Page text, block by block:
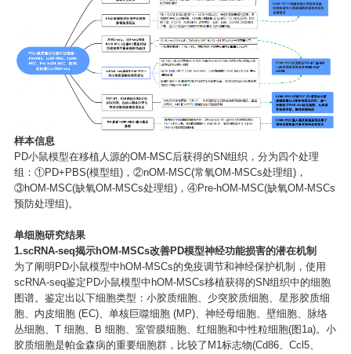
样本信息
PD小鼠模型在移植人源的OM-MSC后获得的SN组织，分为四个处理
组：①PD+PBS(模型组)，②nOM-MSC(常氧OM-MSCs处理组)，
③hOM-MSC(缺氧OM-MSCs处理组)，④Pre-hOM-MSC(缺氧OM-MSCs
预防处理组)。
单细胞研究结果
1.scRNA-seq揭示hOM-MSCs改善PD模型神经功能损害的潜在机制
为了阐明PD小鼠模型中hOM-MSCs的免疫调节和神经保护机制，使用
scRNA-seq鉴定PD小鼠模型中hOM-MSCs移植获得的SN组织中的细胞
图谱。鉴定出以下细胞类型：小胶质细胞、少突胶质细胞、星形胶质细
胞、内皮细胞 (EC)、单核巨噬细胞 (MP)、神经母细胞、壁细胞、脉络
丛细胞、T 细胞、B 细胞、室管膜细胞、红细胞和中性粒细胞(图1a)。小
胶质细胞是帕金森病的重要细胞群，比较了M1标志物(Cd86、Ccl5、